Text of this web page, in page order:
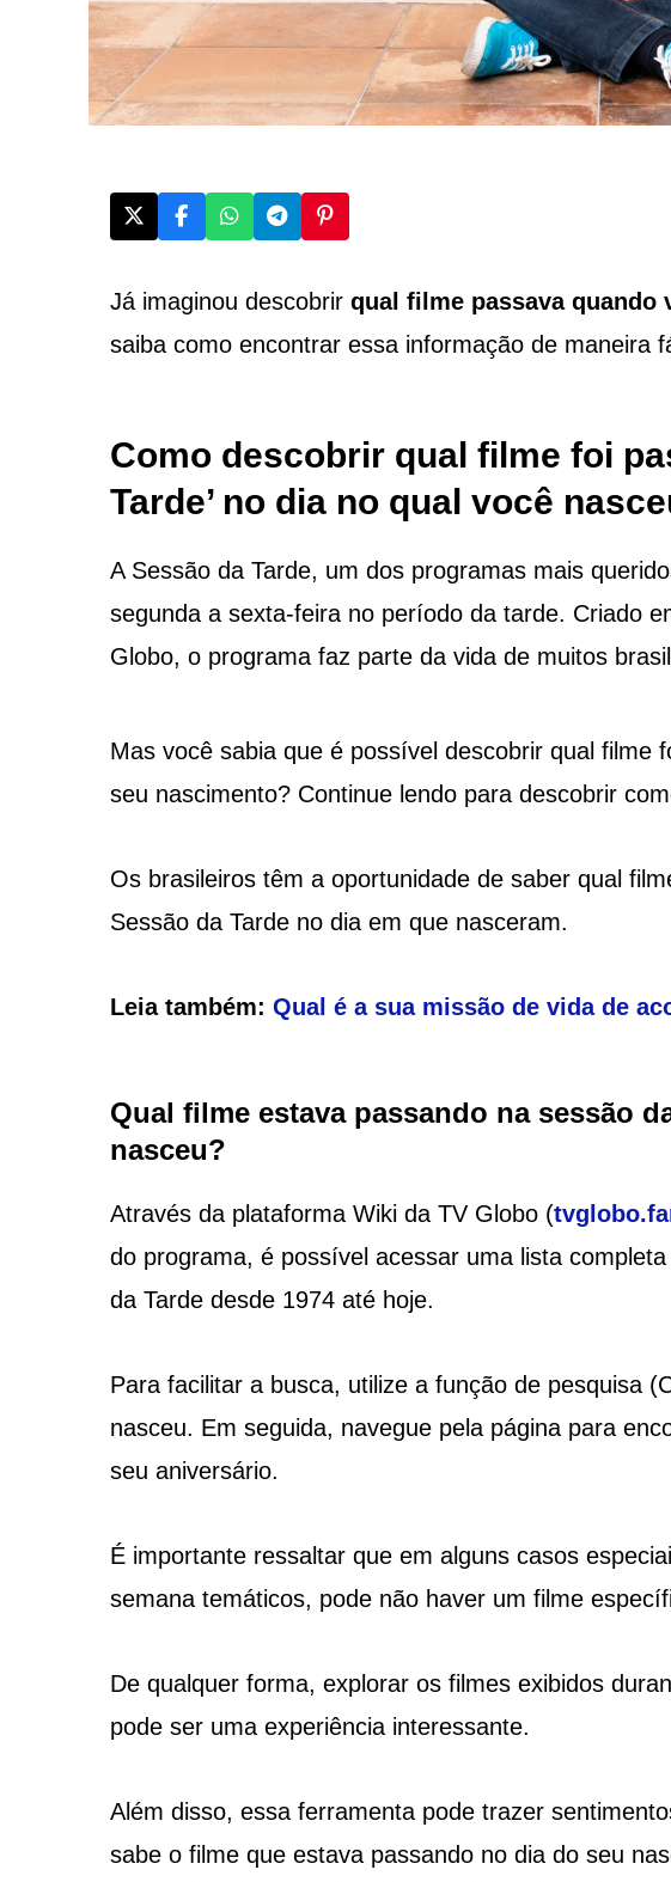
Já imaginou descobrir qual filme passava quando
saiba como encontrar essa informação de maneira
Como descobrir qual filme foi
Tarde’ no dia no qual você
A Sessão da Tarde, um dos programas mais
segunda a sexta-feira no período da tarde. Criado
Globo, o programa faz parte da vida de muitos
Mas você sabia que é possível descobrir qual filme
seu nascimento? Continue lendo para descobrir
Os brasileiros têm a oportunidade de saber qual
Sessão da Tarde no dia em que nasceram.
Leia também: Qual é a sua missão de vida de
Qual filme estava passando na sessão
nasceu?
Através da plataforma Wiki da TV Globo (
do programa, é possível acessar uma lista
da Tarde desde 1974 até hoje.
Para facilitar a busca, utilize a função de pesquisa
nasceu. Em seguida, navegue pela página para
seu aniversário.
É importante ressaltar que em alguns casos
semana temáticos, pode não haver um filme
De qualquer forma, explorar os filmes exibidos
pode ser uma experiência interessante.
Além disso, essa ferramenta pode trazer
sabe o filme que estava passando no dia do seu